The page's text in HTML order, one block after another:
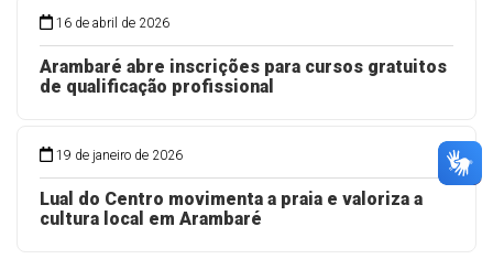
16 de abril de 2026
Arambaré abre inscrições para cursos gratuitos
de qualificação profissional
19 de janeiro de 2026
Lual do Centro movimenta a praia e valoriza a
cultura local em Arambaré